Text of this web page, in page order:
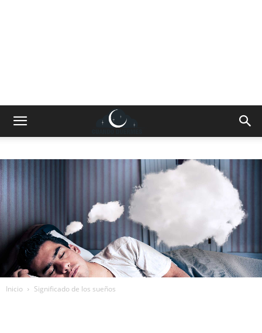
Inicio Significado de los sueños